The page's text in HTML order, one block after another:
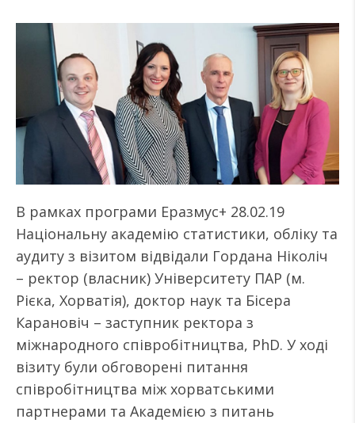
В рамках програми Еразмус+ 28.02.19
Національну академію статистики, обліку та
аудиту з візитом відвідали Гордана Ніколіч
– ректор (власник) Університету ПАР (м.
Рієка, Хорватія), доктор наук та Бісера
Карановіч – заступник ректора з
міжнародного співробітництва, PhD. У ході
візиту були обговорені питання
співробітництва між хорватськими
партнерами та Академією з питань